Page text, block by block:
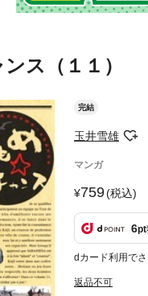
ス（１１）
完結
玉井雪雄
マンガ
759(税込)
6pt
dカード利用で
返品不可